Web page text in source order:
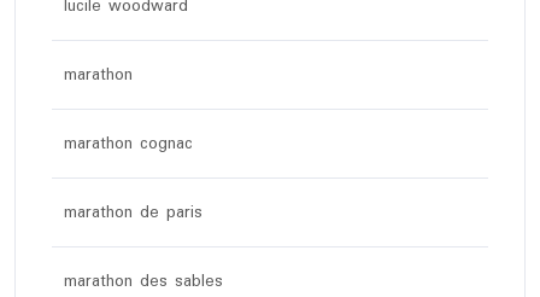
lucile woodward
marathon
marathon cognac
marathon de paris
marathon des sables